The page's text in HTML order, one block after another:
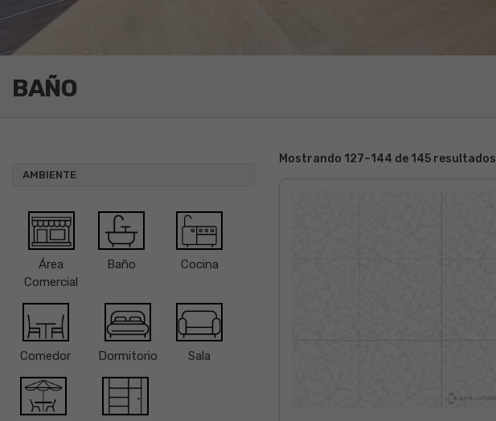
BAÑO
AMBIENTE
Área
Comercial
Baño Cocina
Comedor Dormitorio Sala
Mostrando 127–144 de 145 resultados